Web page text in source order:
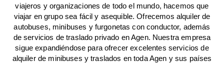
viajeros y organizaciones de todo el mundo, hacemos que
viajar en grupo sea fácil y asequible. Ofrecemos alquiler de
autobuses, minibuses y furgonetas con conductor, además
de servicios de traslado privado en Agen. Nuestra empresa
sigue expandiéndose para ofrecer excelentes servicios de
alquiler de minibuses y traslados en toda Agen y sus países